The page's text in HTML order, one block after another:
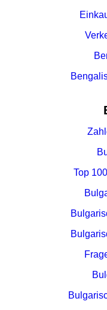
Top